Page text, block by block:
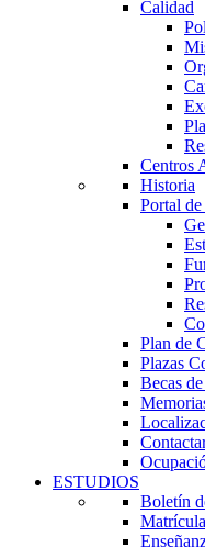
Calidad
Centros
Historia
Portal de
Plan de
Plazas
Becas
ESTUDIOS
Boletín